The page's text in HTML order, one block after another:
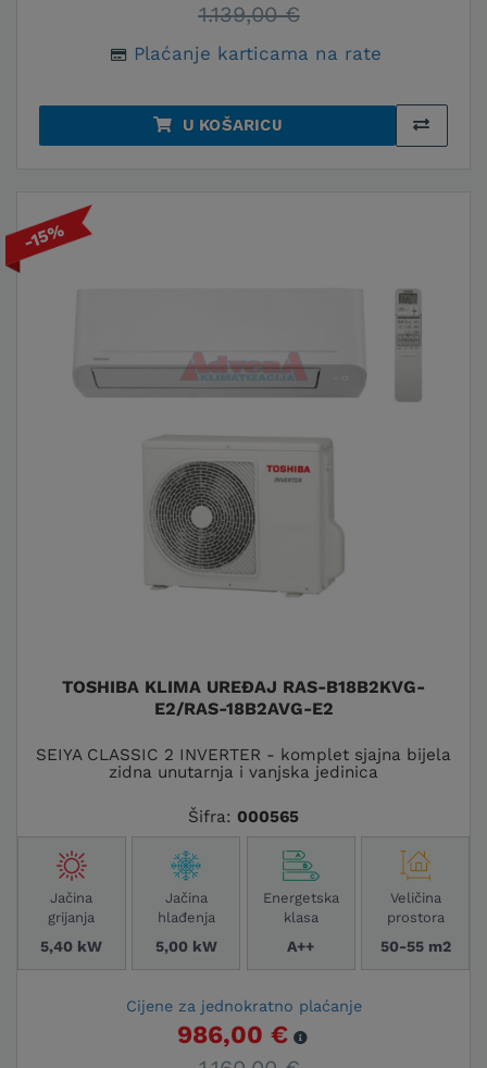
1.139,00 €
Plaćanje karticama na rate
U KOŠARICU
-15%
TOSHIBA KLIMA UREĐAJ RAS-B18B2KVG-
E2/RAS-18B2AVG-E2
SEIYA CLASSIC 2 INVERTER - komplet sjajna bijela
zidna unutarnja i vanjska jedinica
Šifra: 000565
Jačina
grijanja
5,40 kW
Jačina
hlađenja
5,00 kW
Energetska
klasa
A++
Veličina
prostora
50-55 m2
Cijene za jednokratno plaćanje
986,00 €